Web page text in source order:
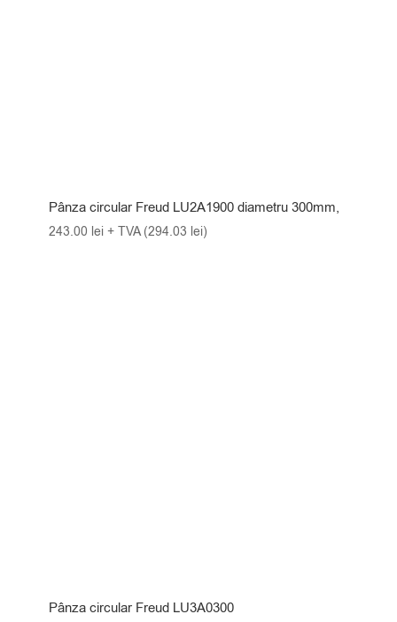
Pânza circular Freud LU2A1900 diametru 300mm,
243.00 lei + TVA (294.03 lei)
Pânza circular Freud LU3A0300